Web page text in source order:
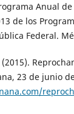
Anual
de los
Federal.
23 de junio